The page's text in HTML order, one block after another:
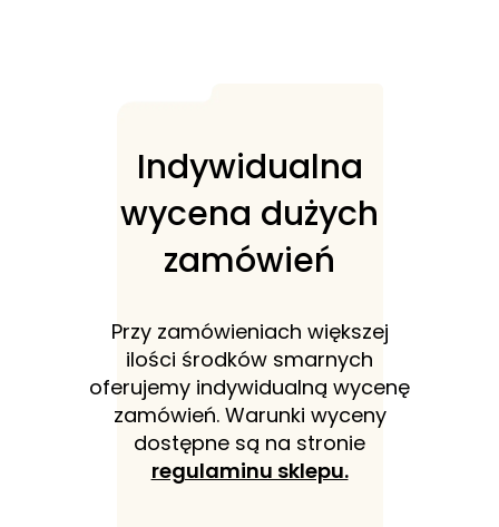
Indywidualna
wycena dużych
zamówień
Przy zamówieniach większej
ilości środków smarnych
oferujemy indywidualną wycenę
zamówień. Warunki wyceny
dostępne są na stronie
regulaminu sklepu.